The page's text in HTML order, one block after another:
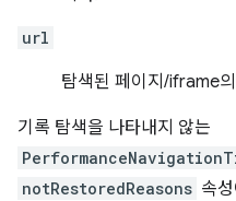
url
탐색된 페이지/iframe
기록 탐색을 나타내지 않는
notRestoredReasons 속성